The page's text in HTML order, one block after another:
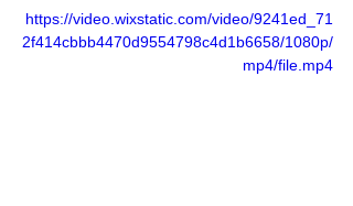
https://video.wixstatic.com/video/9241ed_71
2f414cbbb4470d9554798c4d1b6658/1080p/
mp4/file.mp4